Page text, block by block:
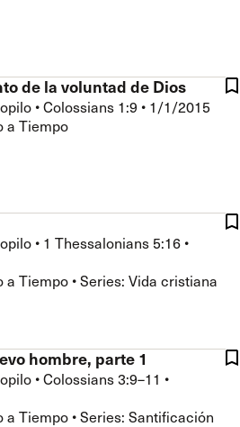
de la voluntad de Dios
•Colossians 1:9 • 1/1/2015
a Tiempo
• 1 Thessalonians 5:16 •
a Tiempo • Series: Vida cristiana
hombre, parte 1
•Colossians 3:9–11 •
a Tiempo • Series: Santificación